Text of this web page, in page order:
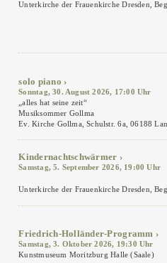
Unterkirche der Frauenkirche Dresden,
solo piano
Sonntag, 30. August 2026, 17:00 Uhr
„alles hat seine zeit“
Musiksommer Gollma
Ev. Kirche Gollma, Schulstr. 6a, 06188
Kindernachtschwärmer
Samstag, 5. September 2026, 19:00 Uhr
Unterkirche der Frauenkirche Dresden,
Friedrich-Holländer-Programm
Samstag, 3. Oktober 2026, 19:30 Uhr
Kunstmuseum Moritzburg Halle (Saale)